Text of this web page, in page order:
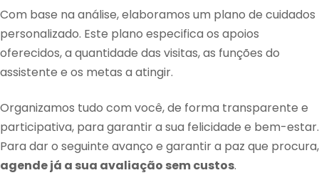
Com base na análise, elaboramos um plano de cuidados
personalizado. Este plano especifica os apoios
oferecidos, a quantidade das visitas, as funções do
assistente e os metas a atingir.
Organizamos tudo com você, de forma transparente e
participativa, para garantir a sua felicidade e bem-estar.
Para dar o seguinte avanço e garantir a paz que procura,
agende já a sua avaliação sem custos.